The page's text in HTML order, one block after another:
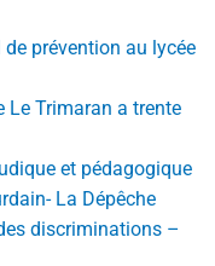
prévention au lycée
Le Trimaran a trente
et pédagogique
La Dépêche
discriminations –